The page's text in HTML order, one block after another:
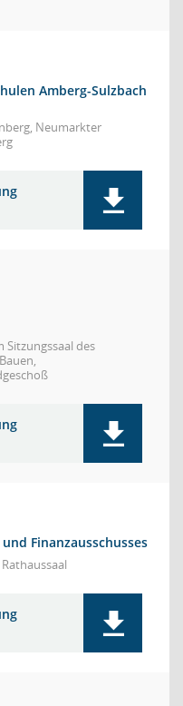
Amberg-Sulzbach
Neumarkter
Sitzungssaal des
Finanzausschusses